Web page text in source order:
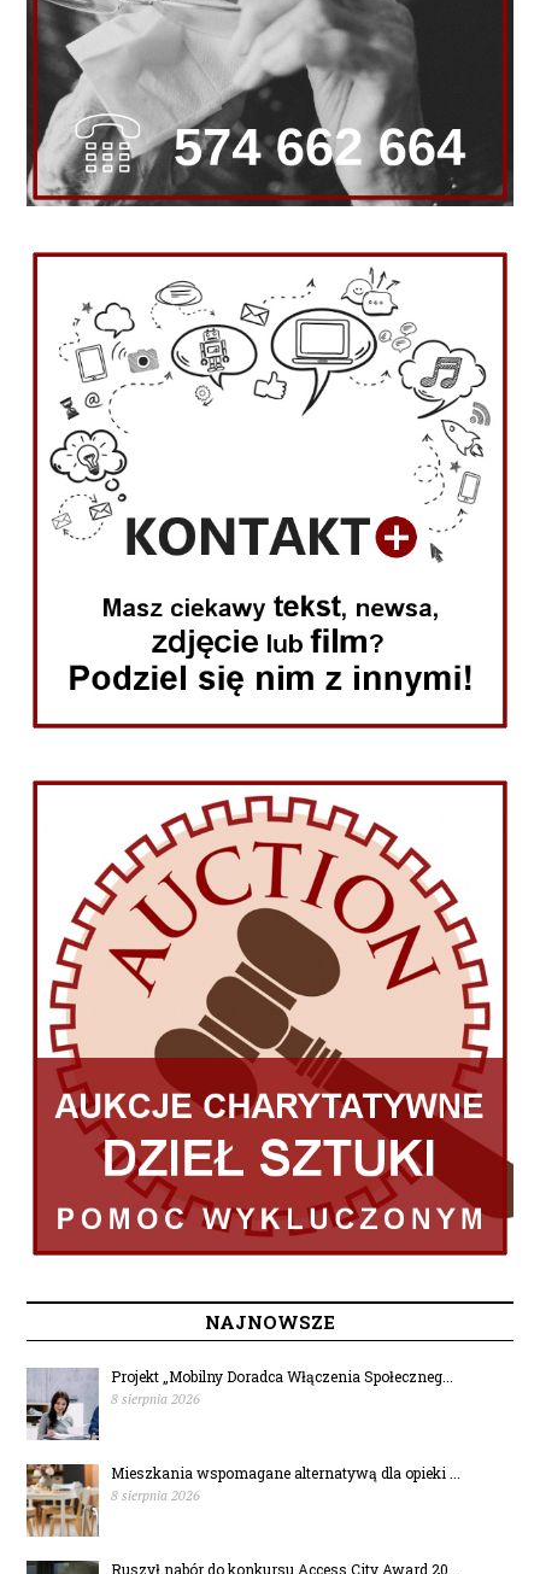
NAJNOWSZE
Projekt „Mobilny Doradca Włączenia Społeczneg...
8 sierpnia 2026
Mieszkania wspomagane alternatywą dla opieki ...
8 sierpnia 2026
Ruszył nabór do konkursu Access City Award 20...